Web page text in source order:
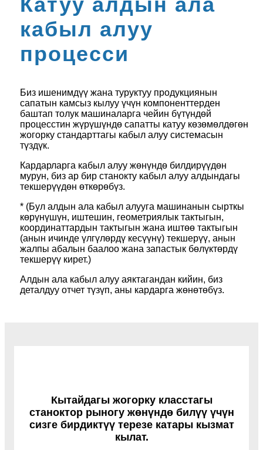
кабыл алуу
процесси
Биз ишенимдүү жана туруктуу продукциянын
сапатын камсыз кылуу үчүн компоненттерден
баштап толук машиналарга чейин бүтүндөй
процесстин жүрүшүндө сапатты катуу көзөмөлдөгөн
жогорку стандарттагы кабыл алуу системасын
түздүк.
Кардарларга кабыл алуу жөнүндө билдирүүдөн
мурун, биз ар бир станокту кабыл алуу алдындагы
текшерүүдөн өткөрөбүз.
* (Бул алдын ала кабыл алууга машинанын сырткы
көрүнүшүн, иштешин, геометриялык тактыгын,
координаттардын тактыгын жана иштөө тактыгын
(анын ичинде үлгүлөрдү кесүүнү) текшерүү, анын
жалпы абалын баалоо жана запастык бөлүктөрдү
текшерүү кирет.)
Алдын ала кабыл алуу аяктагандан кийин, биз
деталдуу отчет түзүп, аны кардарга жөнөтөбүз.
Кытайдагы жогорку класстагы
станоктор рыногу жөнүндө билүү үчүн
сизге бирдиктүү терезе катары кызмат
кылат.